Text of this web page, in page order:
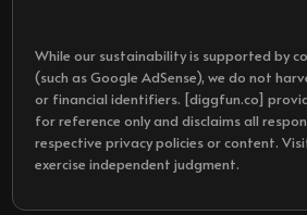
While our sustainability is supported by
(such as Google AdSense), we do not
or financial identifiers. [diggfun.co]
for reference only and disclaims all
respective privacy policies or content.
exercise independent judgment.